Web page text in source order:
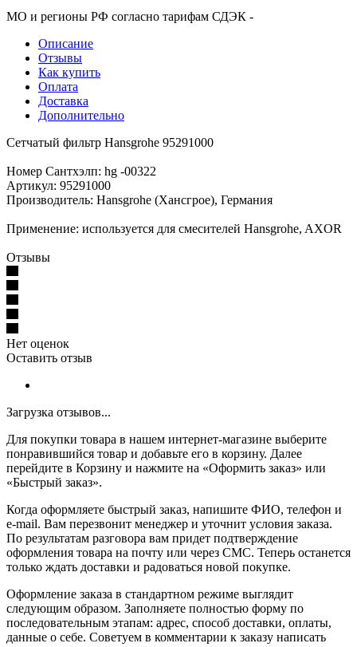
МО и регионы РФ согласно тарифам СДЭК -
Описание
Отзывы
Как купить
Оплата
Доставка
Дополнительно
Сетчатый фильтр Hansgrohe 95291000
Номер Сантхэлп: hg -00322
Артикул: 95291000
Производитель: Hansgrohe (Хансгрое), Германия
Применение: используется для смесителей Hansgrohe, AXOR
Отзывы
Нет оценок
Оставить отзыв
Загрузка отзывов...
Для покупки товара в нашем интернет-магазине выберите
понравившийся товар и добавьте его в корзину. Далее
перейдите в Корзину и нажмите на «Оформить заказ» или
«Быстрый заказ».
Когда оформляете быстрый заказ, напишите ФИО, телефон и
e-mail. Вам перезвонит менеджер и уточнит условия заказа.
По результатам разговора вам придет подтверждение
оформления товара на почту или через СМС. Теперь останется
только ждать доставки и радоваться новой покупке.
Оформление заказа в стандартном режиме выглядит
следующим образом. Заполняете полностью форму по
последовательным этапам: адрес, способ доставки, оплаты,
данные о себе. Советуем в комментарии к заказу написать